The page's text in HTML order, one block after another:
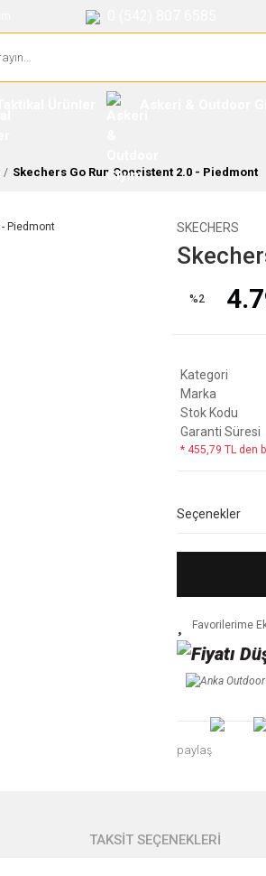
Skechers Go Run Consistent 2.0 - Piedmont
SKECHERS
%2
Kategori
Marka
Stok Kodu
Garanti Süresi
* 455,79 TL den
Seçenekler
paylaş
TAKSİT SEÇENEKLERİ